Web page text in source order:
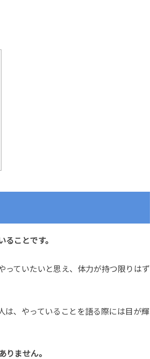
ことです。
っていたいと思え、体力が持つ限りはず
は、やっていることを語る際には目が輝
りません。